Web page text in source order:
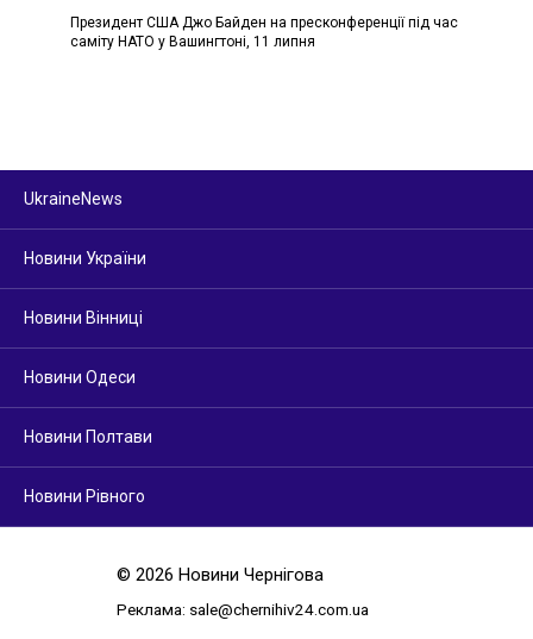
Президент США Джо Байден на пресконференції під час
саміту НАТО у Вашингтоні, 11 липня
UkraineNews
Новини України
Новини Вінниці
Новини Одеси
Новини Полтави
Новини Рівного
© 2026 Новини Чернігова
Реклама: sale@chernihiv24.com.ua